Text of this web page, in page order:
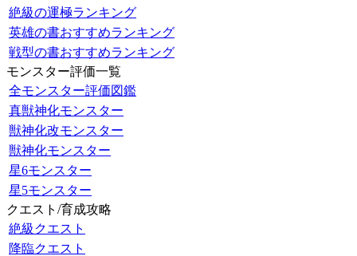
絶級の運極ランキング
英雄の書おすすめランキング
戦型の書おすすめランキング
モンスター評価一覧
全モンスター評価図鑑
真獣神化モンスター
獣神化改モンスター
獣神化モンスター
星6モンスター
星5モンスター
クエスト/育成攻略
絶級クエスト
降臨クエスト